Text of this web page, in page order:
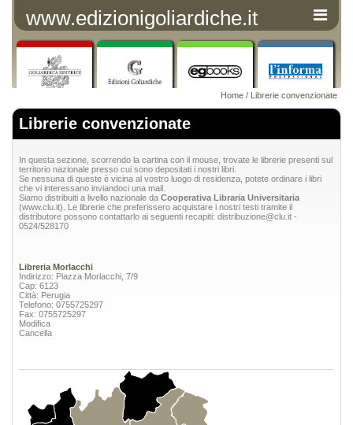
www.edizionigoliardiche.it
Home / Librerie convenzionate
Librerie convenzionate
In questa sezione, scorrendo la cartina con il mouse, trovate le librerie presenti sul
territorio nazionale presso cui sono depositati i nostri libri.
Se nessuna di queste è vicina al vostro luogo di residenza, potete ordinare i libri
che vi interessano inviandoci una mail.
Siamo distribuiti a livello nazionale da Cooperativa Libraria Universitaria
(www.clu.it). Le librerie che preferissero acquistare i nostri testi tramite il
distributore possono contattarlo ai seguenti recapiti: distribuzione@clu.it -
0524/528170
Libreria Morlacchi
Indirizzo: Piazza Morlacchi, 7/9
Cap: 6123
Città: Perugia
Telefono: 0755725297
Fax: 0755725297
Modifica
Cancella